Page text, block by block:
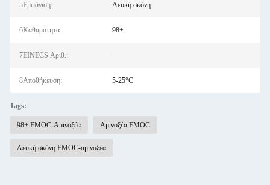
5Εμφάνιση: Λευκή σκόνη
6Καθαρότητα: 98+
7EINECS Αριθ.: -
8Αποθήκευση: 5-25°C
Tags:
98+ FMOC-Αμινοξέα Αμινοξέα FMOC
Λευκή σκόνη FMOC-αμινοξέα